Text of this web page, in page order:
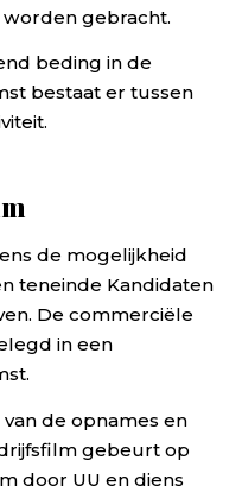
gebracht.
beding in de
bestaat er tussen
de mogelijkheid
teneinde Kandidaten
De commerciële
in een
de opnames en
gebeurt op
door UU en diens